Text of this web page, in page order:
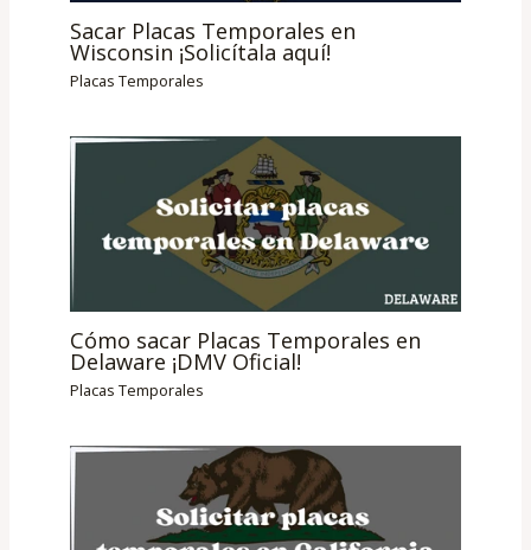
Sacar Placas Temporales en
Wisconsin ¡Solicítala aquí!
Placas Temporales
Cómo sacar Placas Temporales en
Delaware ¡DMV Oficial!
Placas Temporales